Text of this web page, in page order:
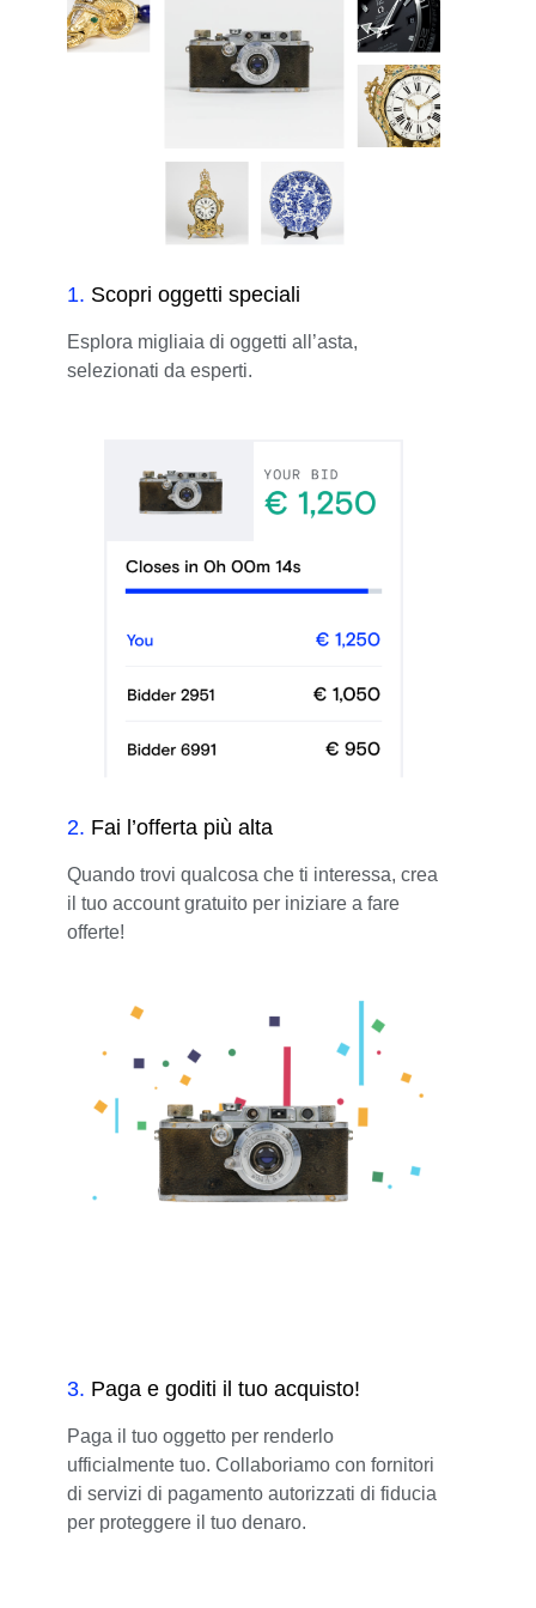
1. Scopri oggetti speciali
Esplora migliaia di oggetti all’asta,
selezionati da esperti.
2. Fai l’offerta più alta
Quando trovi qualcosa che ti interessa, crea
il tuo account gratuito per iniziare a fare
offerte!
3. Paga e goditi il tuo acquisto!
Paga il tuo oggetto per renderlo
ufficialmente tuo. Collaboriamo con fornitori
di servizi di pagamento autorizzati di fiducia
per proteggere il tuo denaro.